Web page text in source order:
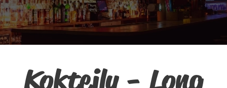
Koktejly - Long